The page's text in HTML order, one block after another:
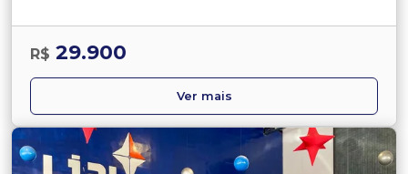
R$ 29.900
Ver mais